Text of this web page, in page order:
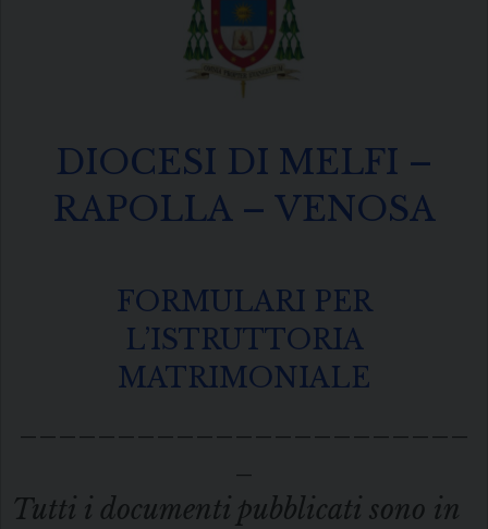
DIOCESI DI MELFI –
RAPOLLA – VENOSA
FORMULARI PER
L’ISTRUTTORIA
MATRIMONIALE
Tutti i documenti pubblicati sono in